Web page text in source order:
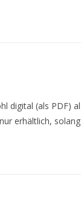
digital (als PDF)
erhältlich,